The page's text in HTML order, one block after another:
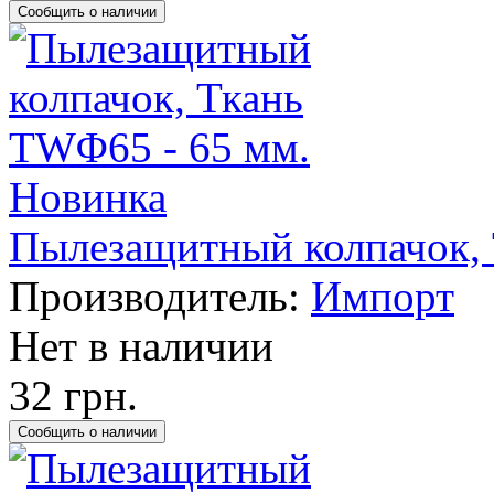
Новинка
Пылезащитный
Производитель: Импорт
Нет в наличии
32 грн.